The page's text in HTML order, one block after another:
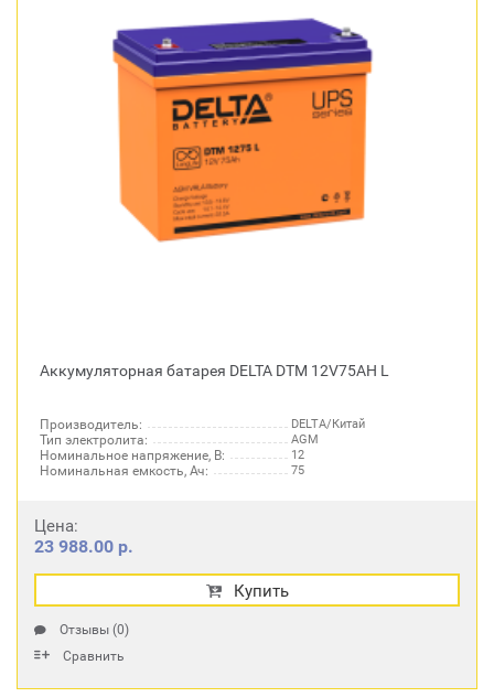
Аккумуляторная батарея DELTA DTM 12V75AH L
Производитель: DELTA/Китай
Тип электролита: AGM
Номинальное напряжение, В: 12
Номинальная емкость, Ач: 75
Цена:
23 988.00 р.
Купить
Отзывы (0)
Сравнить